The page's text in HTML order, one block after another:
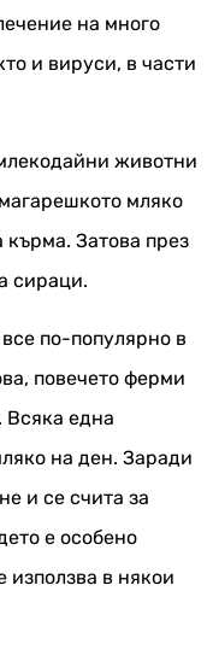
на много
и вируси, в части
животни
мляко
Затова през
сираци.
по-популярно в
повечето ферми
Всяка една
на ден. Заради
и се счита за
е особено
използва в някои